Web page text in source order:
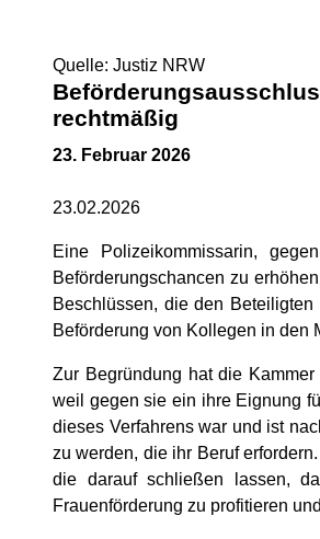
Quelle: Justiz NRW
rechtmäßig
23. Februar 2026
23.02.2026
Eine Polizeikommissarin,
Beförderungschancen zu
Beschlüssen, die den
Beförderung von Kollegen in den
Zur Begründung hat die
weil gegen sie ein ihre Eignung
dieses Verfahrens war und ist
zu werden, die ihr Beruf
die darauf schließen lassen,
Frauenförderung zu profitieren